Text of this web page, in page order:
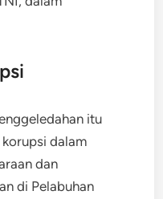
itu
dalam
dan
di Pelabuhan